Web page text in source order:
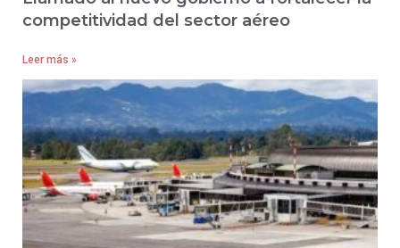
competitividad del sector aéreo
Leer más »